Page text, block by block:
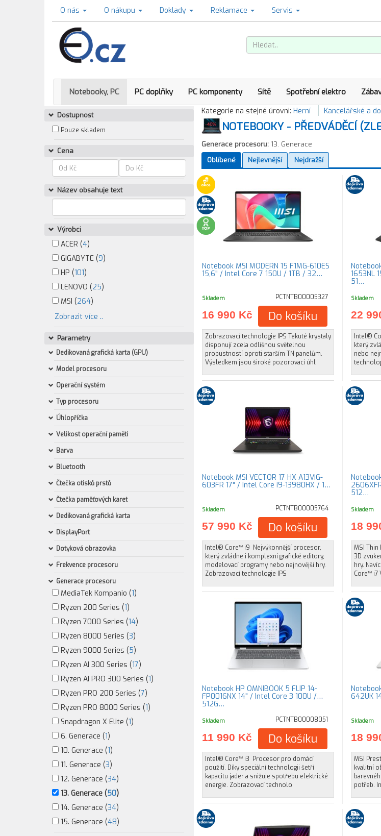
O nás O nákupu Doklady Reklamace Servis
Notebooky, PC PC doplňky PC komponenty Sítě Spotřební elektro
Dostupnost
Pouze skladem
Cena
Název obsahuje text
Výrobci
ACER (4)
GIGABYTE (9)
HP (101)
LENOVO (25)
MSI (264)
Zobrazit více ..
Parametry
Dedikovaná grafická karta (GPU)
Model procesoru
Operační systém
Typ procesoru
Úhlopříčka
Velikost operační paměti
Barva
Bluetooth
Čtečka otisků prstů
Čtečka paměťových karet
Dedikovaná grafická karta
DisplayPort
Dotyková obrazovka
Frekvence procesoru
Generace procesoru
MediaTek Kompanio (1)
Ryzen 200 Series (1)
Ryzen 7000 Series (14)
Ryzen 8000 Series (3)
Ryzen 9000 Series (5)
Ryzen AI 300 Series (17)
Ryzen AI PRO 300 Series (1)
Ryzen PRO 200 Series (7)
Ryzen PRO 8000 Series (1)
Snapdragon X Elite (1)
6. Generace (1)
10. Generace (1)
11. Generace (3)
12. Generace (34)
13. Generace (50)
14. Generace (34)
15. Generace (48)
Kategorie na stejné úrovni: Herní Kancelářské a
NOTEBOOKY - PŘEDVÁDĚCÍ
Generace procesoru:13. Generace
Oblíbené
Nejlevnější Nejdražší
Notebook MSI MODERN 15 F1MG-610ES
15,6" / Intel Core 7 150U / 1TB / 32…
Skladem PCTNTB00005327
16 990 Kč Do košíku
Zobrazovací technologie IPS Tekuté krystaly
disponují zcela odlišnou světelnou
propustností oproti starším TN panelům.
Výsledkem jsou široké pozorovací úhl
1653NL
51…
Skladem
22
Intel®
který
nebo
Notebook MSI VECTOR 17 HX A13VIG-
603FR 17" / Intel Core i9-13980HX / 1…
Skladem PCTNTB00005764
57 990 Kč Do košíku
Intel® Core™ i9 Nejvýkonnější procesor,
který zvládne i komplexní grafické editory,
modelovací programy nebo nejnovější hry.
Zobrazovací technologie IPS
512…
Skladem
18
MSI Thin
3D
hry.
Core™ i7
Notebook HP OMNIBOOK 5 FLIP 14-
FP0016NX 14" / Intel Core 3 100U /
512G…
Skladem PCTNTB00008051
11 990 Kč Do košíku
Intel® Core™ i3 Procesor pro domácí
použití. Díky speciální technologii šetří
kapacitu jader a snižuje spotřebu elektrické
energie. Zobrazovací technolo
642UK
Skladem
18
MSI
kvalitní
potřeb.